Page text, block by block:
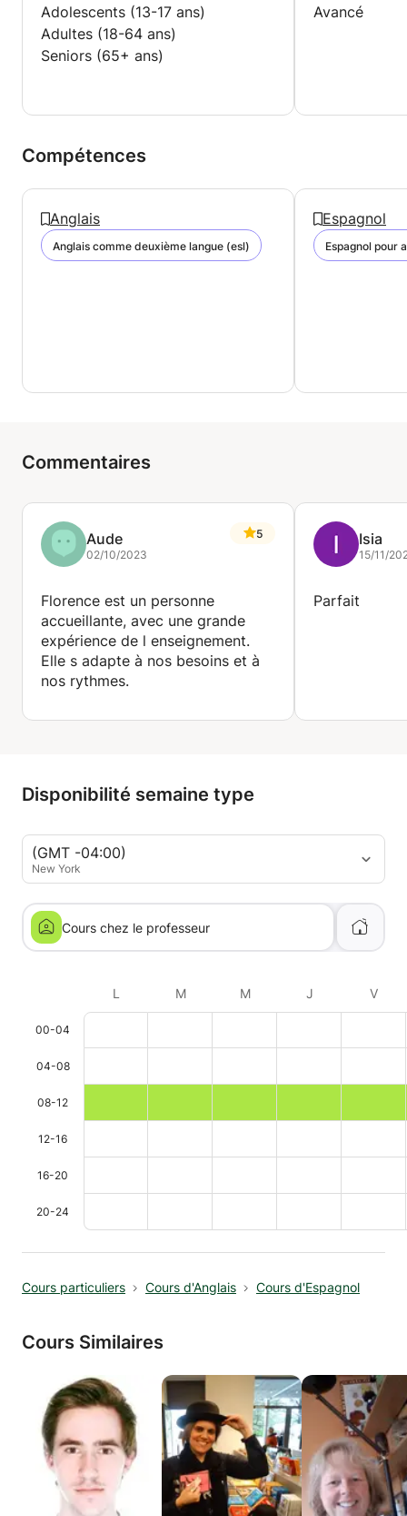
Adolescents (13-17 ans)
Adultes (18-64 ans)
Seniors (65+ ans)
Avancé
Compétences
Anglais
Anglais comme deuxième langue (esl)
Espagnol
Espagnol pour
Commentaires
Aude
02/10/2023
5
Florence est un personne
accueillante, avec une grande
expérience de l enseignement.
Elle s adapte à nos besoins et à
nos rythmes.
Isia
15/11/
Parfait
Disponibilité semaine type
(GMT -04:00)
New York
Cours chez le professeur
L M M J V
00-04
04-08
08-12
12-16
16-20
20-24
Cours particuliers Cours d'Anglais Cours d'Espagnol
Cours Similaires